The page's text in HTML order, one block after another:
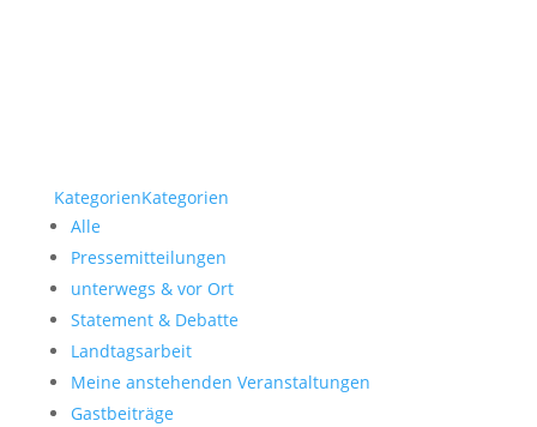
KategorienKategorien
Alle
Pressemitteilungen
unterwegs & vor Ort
Statement & Debatte
Landtagsarbeit
Meine anstehenden Veranstaltungen
Gastbeiträge